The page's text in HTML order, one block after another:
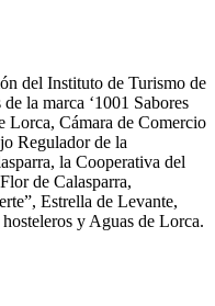
del Instituto de Turismo de
la marca ‘1001 Sabores
Lorca, Cámara de Comercio
Regulador de la
la Cooperativa del
de Calasparra,
Estrella de Levante,
y Aguas de Lorca.